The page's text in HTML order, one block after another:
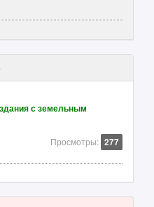
с земельным
Просмотры: 277